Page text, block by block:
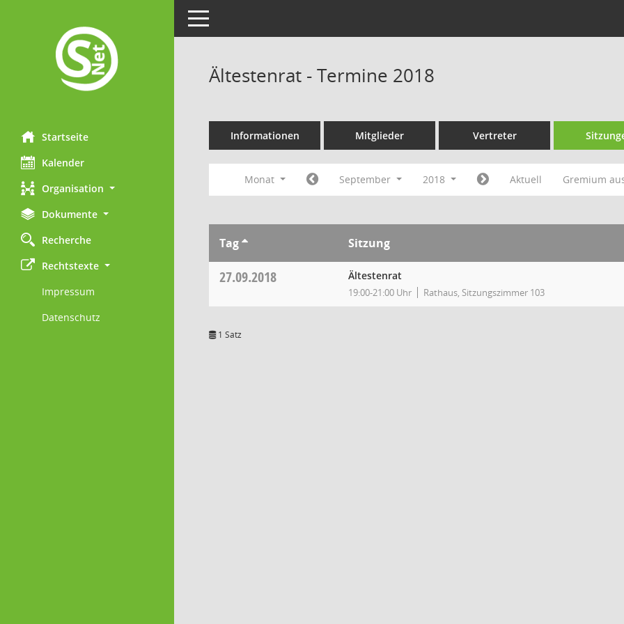
Startseite
Kalender
Organisation
Dokumente
Recherche
Rechtstexte
Impressum
Datenschutz
Toggle navigation
Ältestenrat - Termine 2018
Informationen Mitglieder Vertreter
Monat September 2018 Aktuell Gremium
Tag Sitzung
27.09.2018 Ältestenrat
19:00-21:00 Uhr Rathaus, Sitzungszimmer 103
1 Satz